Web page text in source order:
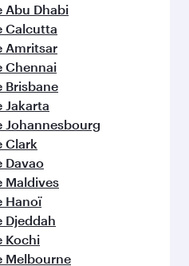
Abu Dhabi
Calcutta
Amritsar
Chennai
Brisbane
Jakarta
Johannesbourg
Clark
Davao
Maldives
Hanoï
Djeddah
Kochi
Melbourne